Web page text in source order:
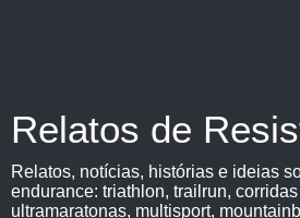
Relatos de
Relatos, notícias, histórias e ideias
endurance: triathlon, trailrun,
ultramaratonas, multisport,